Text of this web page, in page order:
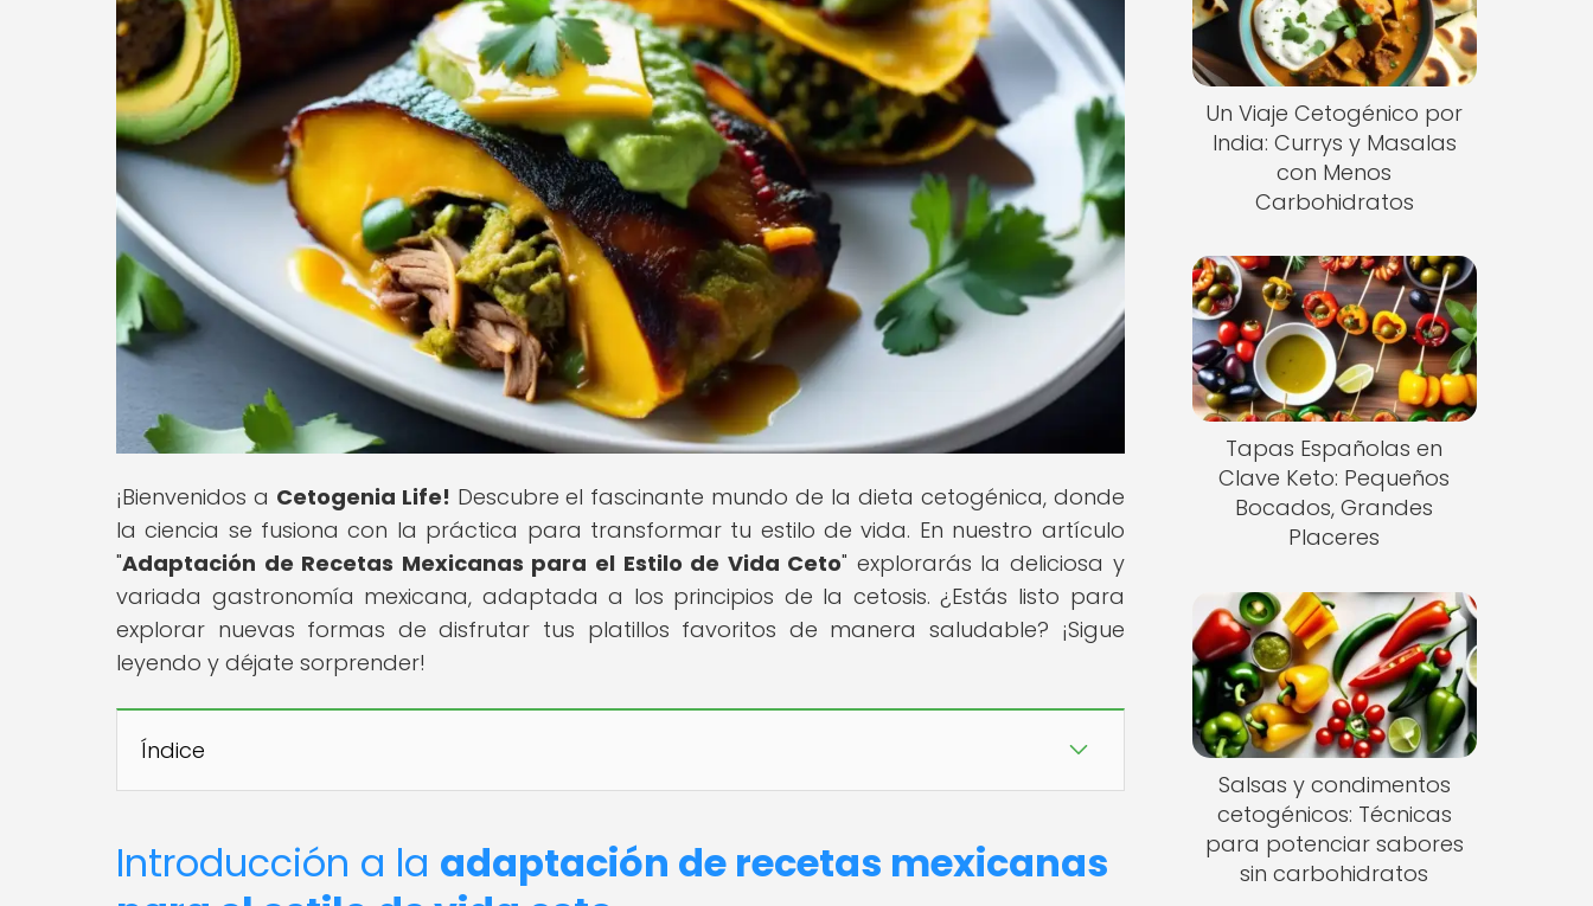
¡Bienvenidos a Cetogenia Life! Descubre el fascinante mundo de la dieta cetogénica, donde
la ciencia se fusiona con la práctica para transformar tu estilo de vida. En nuestro artículo
"Adaptación de Recetas Mexicanas para el Estilo de Vida Ceto" explorarás la deliciosa y
variada gastronomía mexicana, adaptada a los principios de la cetosis. ¿Estás listo para
explorar nuevas formas de disfrutar tus platillos favoritos de manera saludable? ¡Sigue
leyendo y déjate sorprender!
Índice
Introducción a la adaptación de recetas mexicanas
Un Viaje Cetogénico por
India: Currys y Masalas
con Menos
Carbohidratos
Tapas Españolas en
Clave Keto: Pequeños
Bocados, Grandes
Placeres
Salsas y condimentos
cetogénicos: Técnicas
para potenciar sabores
sin carbohidratos